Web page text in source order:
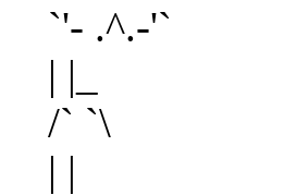
`'- .^.-'`
| |_
/` `\
| |